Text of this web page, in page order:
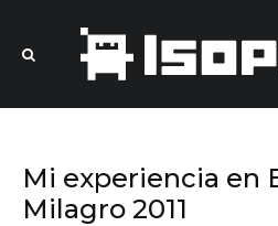
Mi experiencia en
Milagro 2011